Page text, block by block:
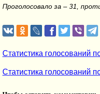
Проголосовало за – 31,
Статистика голосований
Статистика голосований